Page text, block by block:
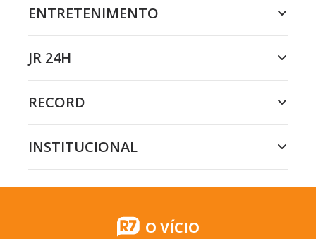
ENTRETENIMENTO
JR 24H
RECORD
INSTITUCIONAL
O VÍCIO